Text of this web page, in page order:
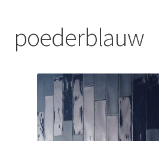
Contact
poederblauw